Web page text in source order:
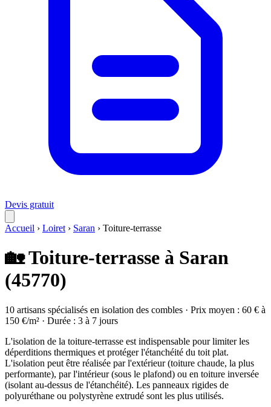
Devis gratuit
Accueil › Loiret › Saran › Toiture-terrasse
🏡 Toiture-terrasse à Saran
(45770)
10 artisans spécialisés en isolation des combles · Prix moyen : 60 € à
150 €/m² · Durée : 3 à 7 jours
L'isolation de la toiture-terrasse est indispensable pour limiter les
déperditions thermiques et protéger l'étanchéité du toit plat.
L'isolation peut être réalisée par l'extérieur (toiture chaude, la plus
performante), par l'intérieur (sous le plafond) ou en toiture inversée
(isolant au-dessus de l'étanchéité). Les panneaux rigides de
polyuréthane ou polystyrène extrudé sont les plus utilisés.